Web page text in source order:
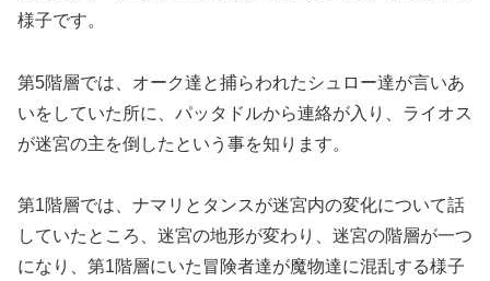
様子です。
第5階層では、オーク達と捕らわれたシュロー達が言いあ
いをしていた所に、パッタドルから連絡が入り、ライオス
が迷宮の主を倒したという事を知ります。
第1階層では、ナマリとタンスが迷宮内の変化について話
していたところ、迷宮の地形が変わり、迷宮の階層が一つ
になり、第1階層にいた冒険者達が魔物達に混乱する様子